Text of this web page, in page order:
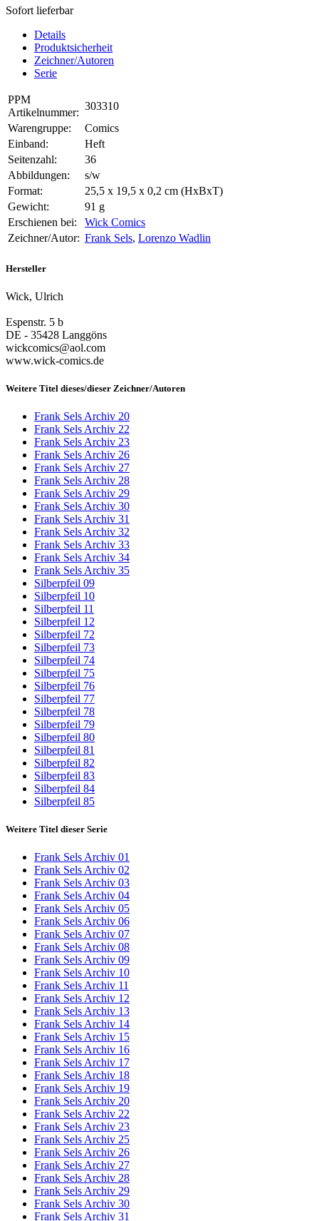
Sofort lieferbar
Details
Produktsicherheit
Zeichner/Autoren
Serie
PPM
Artikelnummer:
303310
Warengruppe:
Comics
Einband:
Heft
Seitenzahl:
36
Abbildungen:
s/w
Format:
25,5 x 19,5 x 0,2 cm (HxBxT)
Gewicht:
91 g
Erschienen bei:
Wick Comics
Zeichner/Autor: Frank Sels, Lorenzo Wadlin
Hersteller
Wick, Ulrich
Espenstr. 5 b
DE - 35428 Langgöns
wickcomics@aol.com
www.wick-comics.de
Weitere Titel dieses/dieser Zeichner/Autoren
Frank Sels Archiv 20
Frank Sels Archiv 22
Frank Sels Archiv 23
Frank Sels Archiv 26
Frank Sels Archiv 27
Frank Sels Archiv 28
Frank Sels Archiv 29
Frank Sels Archiv 30
Frank Sels Archiv 31
Frank Sels Archiv 32
Frank Sels Archiv 33
Frank Sels Archiv 34
Frank Sels Archiv 35
Silberpfeil 09
Silberpfeil 10
Silberpfeil 11
Silberpfeil 12
Silberpfeil 72
Silberpfeil 73
Silberpfeil 74
Silberpfeil 75
Silberpfeil 76
Silberpfeil 77
Silberpfeil 78
Silberpfeil 79
Silberpfeil 80
Silberpfeil 81
Silberpfeil 82
Silberpfeil 83
Silberpfeil 84
Silberpfeil 85
Weitere Titel dieser Serie
Frank Sels Archiv 01
Frank Sels Archiv 02
Frank Sels Archiv 03
Frank Sels Archiv 04
Frank Sels Archiv 05
Frank Sels Archiv 06
Frank Sels Archiv 07
Frank Sels Archiv 08
Frank Sels Archiv 09
Frank Sels Archiv 10
Frank Sels Archiv 11
Frank Sels Archiv 12
Frank Sels Archiv 13
Frank Sels Archiv 14
Frank Sels Archiv 15
Frank Sels Archiv 16
Frank Sels Archiv 17
Frank Sels Archiv 18
Frank Sels Archiv 19
Frank Sels Archiv 20
Frank Sels Archiv 22
Frank Sels Archiv 23
Frank Sels Archiv 25
Frank Sels Archiv 26
Frank Sels Archiv 27
Frank Sels Archiv 28
Frank Sels Archiv 29
Frank Sels Archiv 30
Frank Sels Archiv 31